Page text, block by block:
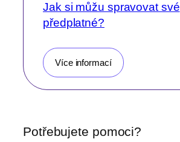
Jak si můžu spravovat své
předplatné?
Více informací
Potřebujete pomoci?